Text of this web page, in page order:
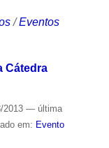
/Eventos
Cátedra
2013 — última
em: Evento